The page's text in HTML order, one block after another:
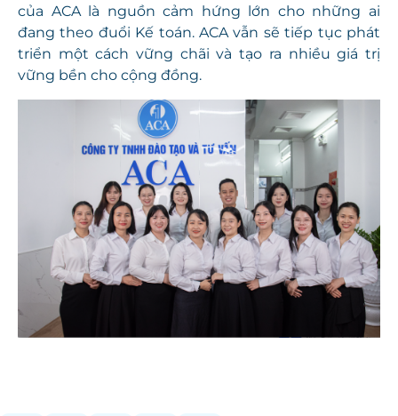
của ACA là nguồn cảm hứng lớn cho những ai
đang theo đuổi Kế toán. ACA vẫn sẽ tiếp tục phát
triển một cách vững chãi và tạo ra nhiều giá trị
vững bền cho cộng đồng.